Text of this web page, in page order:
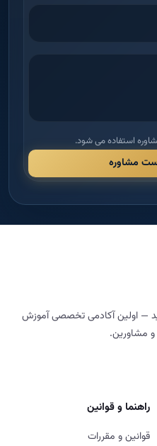
استفاده می شود.
مشاوره
— اولین آکادمی تخصصی آموزش
و مشاورین.
راهنما و قوانین
قوانین و مقررات